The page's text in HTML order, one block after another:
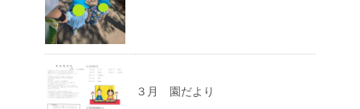
３月 園だより